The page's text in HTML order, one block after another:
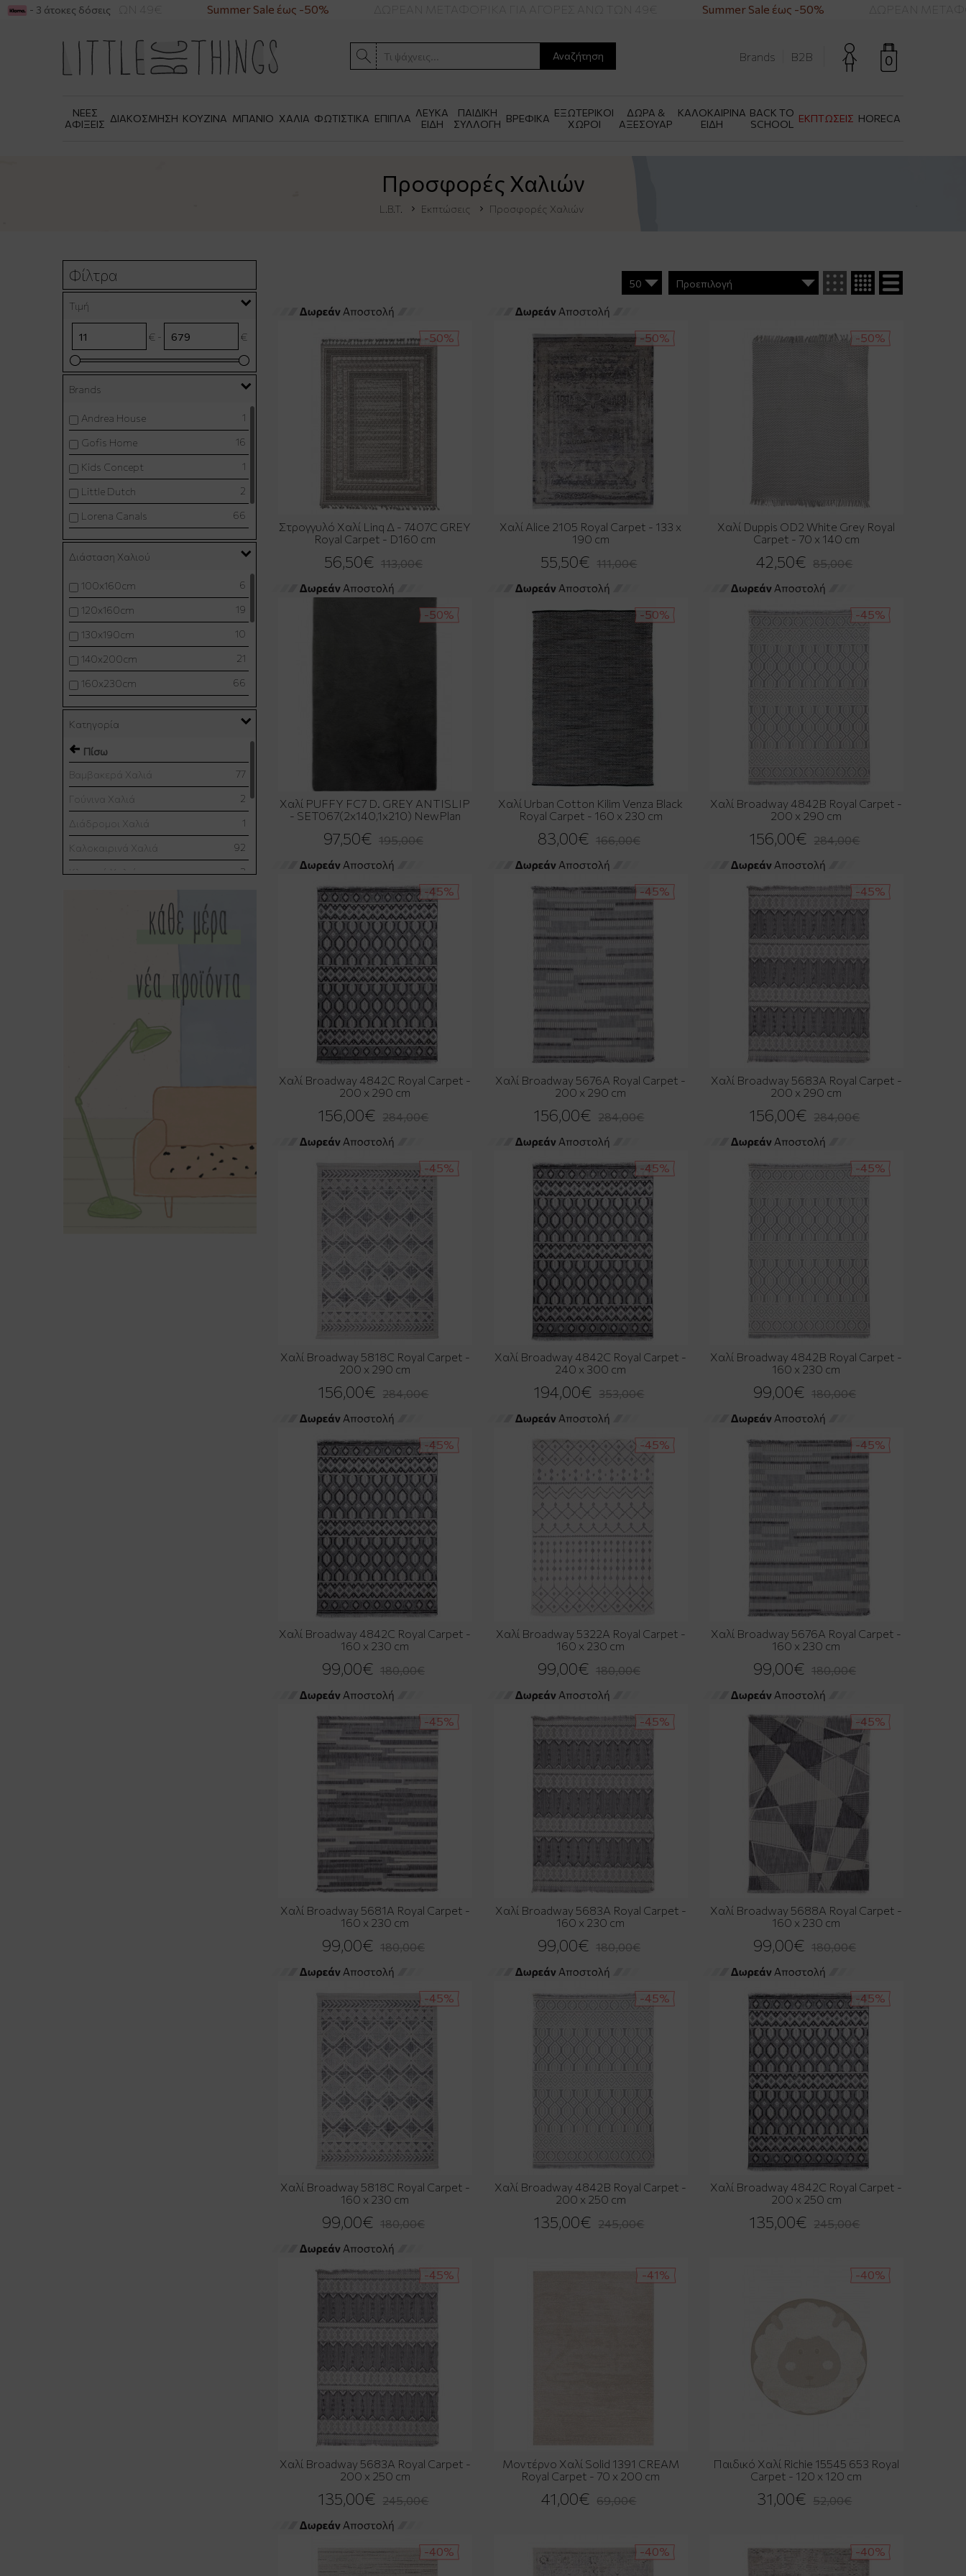
ΑΝΩ ΤΩΝ 49€ Summer Sale έως -50% ΔΩΡΕΑΝ ΜΕΤΑΦΟΡΙΚΑ ΓΙΑ ΑΓΟΡΕΣ ΑΝΩ ΤΩΝ 49€ Summer Sale έως -50% ΔΩΡΕΑΝ
- 3 άτοκες δόσεις
Αναζήτηση 0
Brands B2B
ΝΕΕΣ
ΑΦΙΞΕΙΣ ΔΙΑΚΟΣΜΗΣΗ ΚΟΥΖΙΝΑ ΜΠΑΝΙΟ ΧΑΛΙΑ ΦΩΤΙΣΤΙΚΑ ΕΠΙΠΛΑ ΛΕΥΚΑ
ΕΙΔΗ
ΠΑΙΔΙΚΗ
ΣΥΛΛΟΓΗ ΒΡΕΦΙΚΑ ΕΞΩΤΕΡΙΚΟΙ
ΧΩΡΟΙ
ΔΩΡΑ &
ΑΞΕΣΟΥΑΡ
ΚΑΛΟΚΑΙΡΙΝΑ
ΕΙΔΗ
BACK TO
SCHOOL
ΕΚΠΤΩΣΕΙΣ HORECA
Προσφορές Χαλιών
L.B.T. Εκπτώσεις Προσφορές Χαλιών
Φίλτρα
Τιμή
€ - €
Brands
Andrea House 1
Gofis Home 16
Kids Concept 1
Little Dutch 2
Lorena Canals 66
New Plan 5
Royal Carpet
Διάσταση Χαλιού
100x160cm 6
120x160cm 19
130x190cm 10
140x200cm 21
160x230cm 66
170x240cm 9
200x250cm
200x285cm
200x290cm 14
200x300cm 4
240x300cm 1
D120+ 6
80x150cm 17
Κατηγορία
Πίσω
Βαμβακερά Χαλιά
77
Γούνινα Χαλιά 2
Διάδρομοι Χαλιά 1
Καλοκαιρινά Χαλιά 92
Κλασικά Χαλιά 3
Χαλάκια Εισόδου
Χαλιά All Season 10
-50%
Στρογγυλό Χαλί Linq Δ - 7407C GREY
Royal Carpet - D160 cm
56,50€ 113,00€
-50%
Χαλί Alice 2105 Royal Carpet - 133 x
190 cm
55,50€ 111,00€
-50%
Χαλί Duppis OD2 White Grey Royal
Carpet - 70 x 140 cm
42,50€ 85,00€
-50%
Χαλί PUFFY FC7 D. GREY ANTISLIP
- SET067(2x140,1x210) NewPlan
97,50€ 195,00€
-50%
Χαλί Urban Cotton Kilim Venza Black
Royal Carpet - 160 x 230 cm
83,00€ 166,00€
-45%
Χαλί Broadway 4842B Royal Carpet -
200 x 290 cm
156,00€ 284,00€
-45%
Χαλί Broadway 4842C Royal Carpet -
200 x 290 cm
156,00€ 284,00€
-45%
Χαλί Broadway 5676A Royal Carpet -
200 x 290 cm
156,00€ 284,00€
-45%
Χαλί Broadway 5683A Royal Carpet -
200 x 290 cm
156,00€ 284,00€
-45%
Χαλί Broadway 5818C Royal Carpet -
200 x 290 cm
156,00€ 284,00€
-45%
Χαλί Broadway 4842C Royal Carpet -
240 x 300 cm
194,00€ 353,00€
-45%
Χαλί Broadway 4842B Royal Carpet -
160 x 230 cm
99,00€ 180,00€
-45%
Χαλί Broadway 4842C Royal Carpet -
160 x 230 cm
99,00€ 180,00€
-45%
Χαλί Broadway 5322A Royal Carpet -
160 x 230 cm
99,00€ 180,00€
-45%
Χαλί Broadway 5676A Royal Carpet -
160 x 230 cm
99,00€ 180,00€
-45%
Χαλί Broadway 5681A Royal Carpet -
160 x 230 cm
99,00€ 180,00€
-45%
Χαλί Broadway 5683A Royal Carpet -
160 x 230 cm
99,00€ 180,00€
-45%
Χαλί Broadway 5688A Royal Carpet -
160 x 230 cm
99,00€ 180,00€
-45%
Χαλί Broadway 5818C Royal Carpet -
160 x 230 cm
99,00€ 180,00€
-45%
Χαλί Broadway 4842B Royal Carpet -
200 x 250 cm
135,00€ 245,00€
-45%
Χαλί Broadway 4842C Royal Carpet -
200 x 250 cm
135,00€ 245,00€
-45%
Χαλί Broadway 5683A Royal Carpet -
200 x 250 cm
135,00€ 245,00€
-41%
Μοντέρνο Χαλί Solid 1391 CREAM
Royal Carpet - 70 x 200 cm
41,00€ 69,00€
-40%
Παιδικό Χαλί Richie 15545 653 Royal
Carpet - 120 x 120 cm
31,00€ 52,00€
-40% -40% -40%